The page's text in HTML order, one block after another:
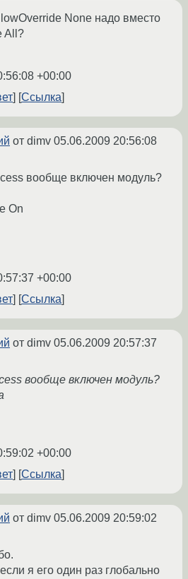
None надо вместо
All?
+00:00
Ссылка
от dimv 05.06.2009 20:56:08
вообще включен модуль?
On
+00:00
Ссылка
от dimv 05.06.2009 20:57:37
вообще включен модуль?
+00:00
Ссылка
от dimv 05.06.2009 20:59:02
я его один раз глобально